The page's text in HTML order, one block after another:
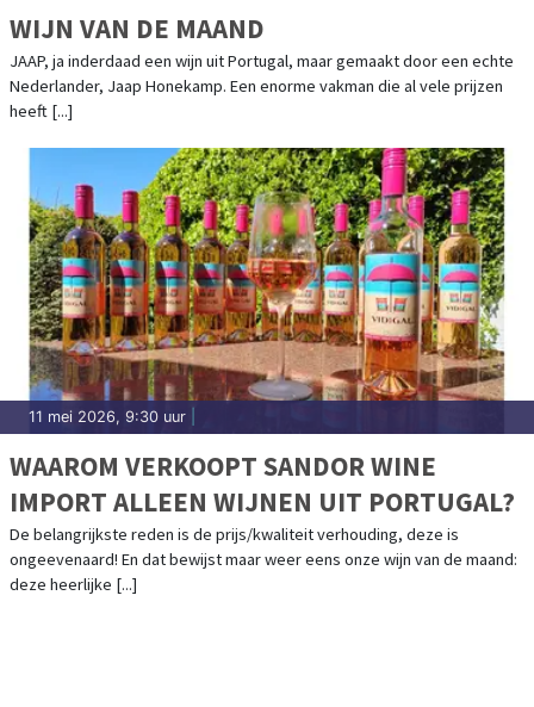
WIJN VAN DE MAAND
JAAP, ja inderdaad een wijn uit Portugal, maar gemaakt door een echte
Nederlander, Jaap Honekamp. Een enorme vakman die al vele prijzen
heeft [...]
11 mei 2026, 9:30 uur
WAAROM VERKOOPT SANDOR WINE
IMPORT ALLEEN WIJNEN UIT PORTUGAL?
De belangrijkste reden is de prijs/kwaliteit verhouding, deze is
ongeevenaard! En dat bewijst maar weer eens onze wijn van de maand:
deze heerlijke [...]